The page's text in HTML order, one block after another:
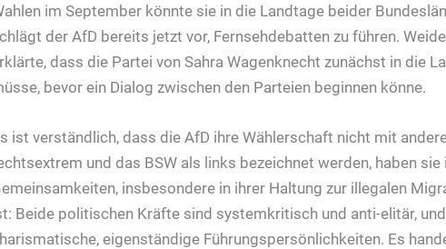
im September könnte sie in die Landtage beider
der AfD bereits jetzt vor, Fernsehdebatten zu führen.
dass die Partei von Sahra Wagenknecht zunächst in die
bevor ein Dialog zwischen den Parteien beginnen könne.
ist verständlich, dass die AfD ihre Wählerschaft nicht mit
und das BSW als links bezeichnet werden, haben
insbesondere in ihrer Haltung zur illegalen
Beide politischen Kräfte sind systemkritisch und anti-elitär,
eigenständige Führungspersönlichkeiten. Es